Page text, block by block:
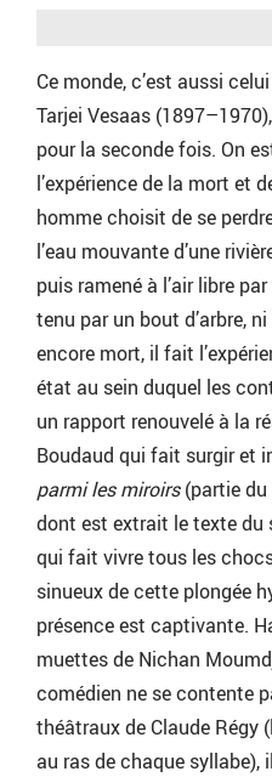
Ce monde, c’est aussi
Tarjei Vesaas
pour la seconde fois. On
l’expérience de la mort et
homme choisit de se
l’eau mouvante d’une
puis ramené à l’air libre
tenu par un bout d’arbre,
encore mort, il fait
état au sein duquel les
un rapport renouvelé à la
Boudaud qui fait surgir et
parmi les miroirs(partie
dont est extrait le texte du
qui fait vivre tous les
sinueux de cette plongée
présence est captivante.
muettes de Nichan
comédien ne se contente
théâtraux de Claude Régy
au ras de chaque syllabe),